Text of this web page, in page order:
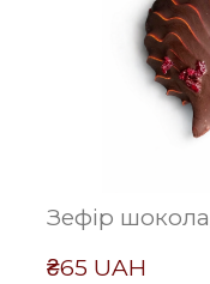
Зефір
₴65 UAH